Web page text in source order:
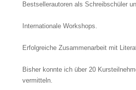
Bestsellerautoren als Schreibschüler
Internationale Workshops.
Erfolgreiche Zusammenarbeit mit
Bisher konnte ich über 20
vermitteln.